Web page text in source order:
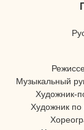
Музыкальный
Художник-
Художник